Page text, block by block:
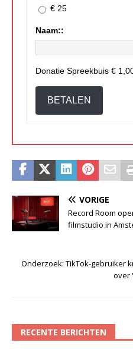
€ 25
Naam::
Donatie Spreekbuis €
BETALEN
VORIGE
Record Room
filmstudio in
Onderzoek: TikTok-gebruiker
over
RECENTE BERICHTEN